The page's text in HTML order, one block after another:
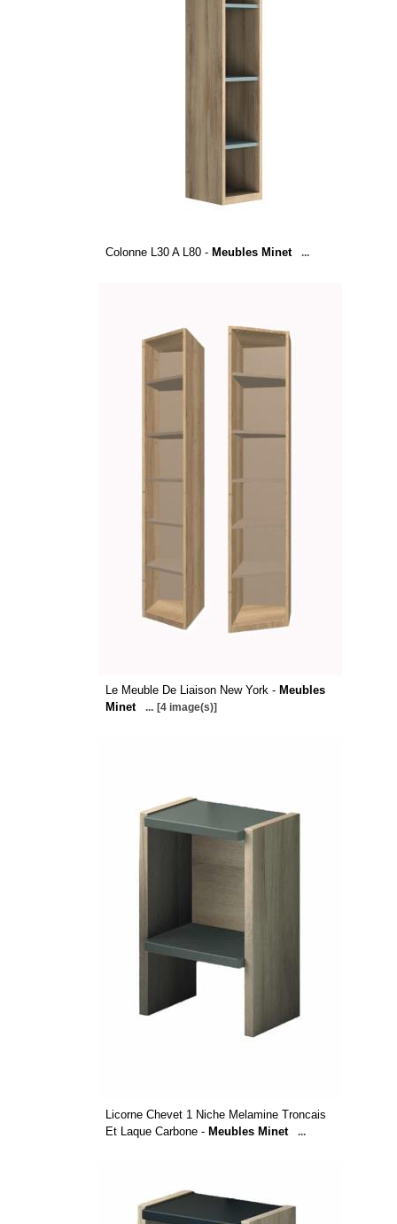
Colonne L30 A L80 - Meubles Minet ...
Le Meuble De Liaison New York - Meubles
Minet
... [4 image(s)]
Licorne Chevet 1 Niche Melamine Troncais
Et Laque Carbone - Meubles Minet ...